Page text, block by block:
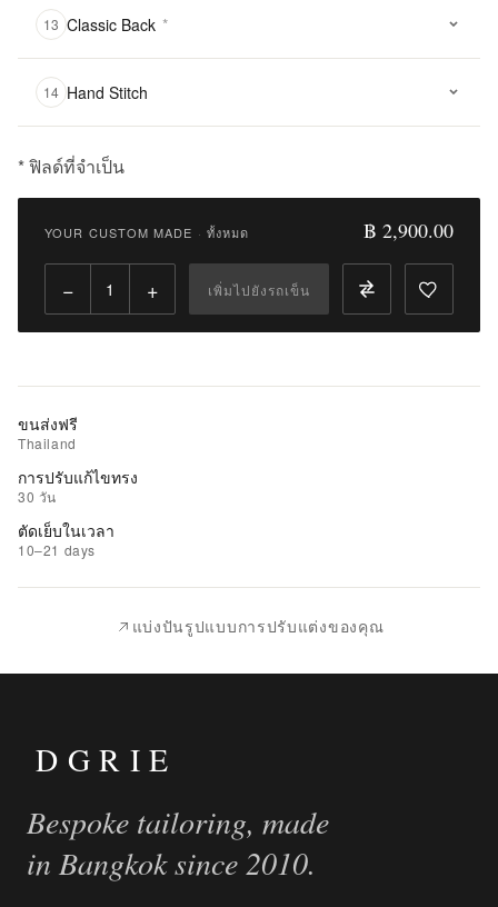
13 Classic Back *
14 Hand Stitch
* ฟิลด์ที่จำเป็น
฿
Qty:
ไป
รถ
เข็น
รายการ
ที่
ชอบ
เปรียบ
YOUR CUSTOM MADE · ทั้งหมด ฿ 2,900.00
− + เพิ่มไปยังรถเข็น
ขนส่งฟรี
Thailand
การปรับแก้ไขทรง
30 วัน
ตัดเย็บในเวลา
10–21 days
แบ่งปันรูปแบบการปรับแต่งของคุณ
DGRIE
Bespoke tailoring, made
in Bangkok since 2010.